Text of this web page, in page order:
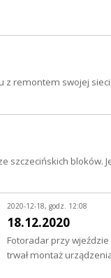
z remontem swojej
szczecińskich
2020-12-18, godz. 12:08
18.12.2020
Fotoradar przy
trwał montaż